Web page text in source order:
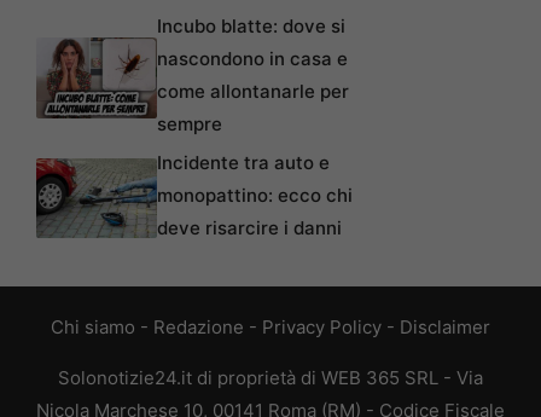
Incubo blatte: dove si
nascondono in casa e
come allontanarle per
sempre
Incidente tra auto e
monopattino: ecco chi
deve risarcire i danni
Chi siamo - Redazione - Privacy Policy - Disclaimer
Solonotizie24.it di proprietà di WEB 365 SRL - Via
Nicola Marchese 10, 00141 Roma (RM) - Codice Fiscale